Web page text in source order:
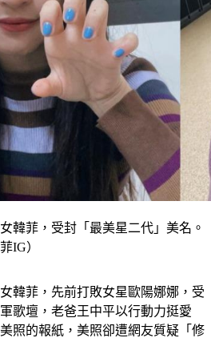
韓菲，受封「最美星二代」美名。
IG）
韓菲，先前打敗女星歐陽娜娜，受
歌壇，老爸王中平以行動力挺愛
照的報紙，美照卻遭網友質疑「修